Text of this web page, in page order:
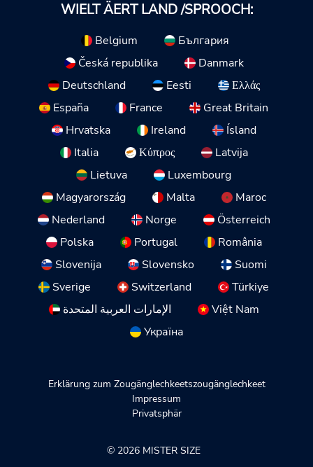
WIELT ÄERT LAND /SPROOCH:
Belgium
България
Česká republika
Danmark
Deutschland
Eesti
Ελλάς
España
France
Great Britain
Hrvatska
Ireland
Ísland
Italia
Κύπρος
Latvija
Lietuva
Luxembourg
Magyarország
Malta
Maroc
Nederland
Norge
Österreich
Polska
Portugal
România
Slovenija
Slovensko
Suomi
Sverige
Switzerland
Türkiye
الإمارات العربية المتحدة
Việt Nam
Україна
Erklärung zum Zougänglechkeetszougänglechkeet
Impressum
Privatsphär
© 2026 MISTER SIZE